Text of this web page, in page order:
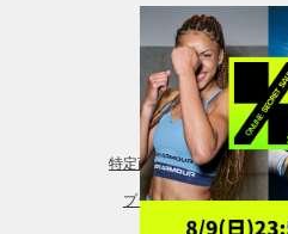
レギンス＆タイツ
特定商取引法に基づく通販
プライバシーポリシー